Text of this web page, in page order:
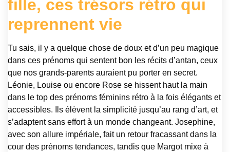
fille, ces trésors rétro qui
reprennent vie
Tu sais, il y a quelque chose de doux et d’un peu magique
dans ces prénoms qui sentent bon les récits d’antan, ceux
que nos grands-parents auraient pu porter en secret.
Léonie, Louise ou encore Rose se hissent haut la main
dans le top des prénoms féminins rétro à la fois élégants et
accessibles. Ils élèvent la simplicité jusqu’au rang d’art, et
s’adaptent sans effort à un monde changeant. Josephine,
avec son allure impériale, fait un retour fracassant dans la
cour des prénoms tendances, tandis que Margot mixe à